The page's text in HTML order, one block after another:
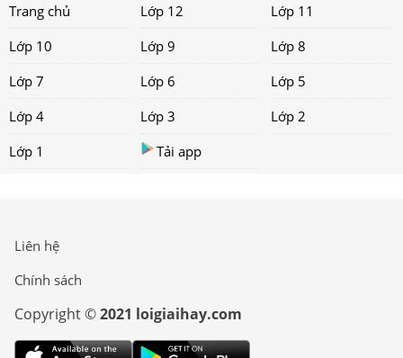
Trang chủ Lớp 12
Lớp 11
Lớp 10
Lớp 9
Lớp 8
Lớp 7
Lớp 6
Lớp 5
Lớp 4
Lớp 3
Lớp 2
Lớp 1
Tải app
Liên hệ
Chính sách
Copyright ©2021 loigiaihay.com